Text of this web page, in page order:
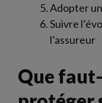
Adopter
Suivre
l’assureur
Que